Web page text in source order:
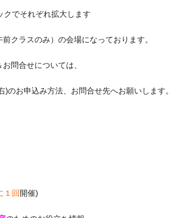
クでそれぞれ拡大します
前クラスのみ）の会場になっております。
問合せについては、
)のお申込み方法、お問合せ先へお願いします。
１回 開催)